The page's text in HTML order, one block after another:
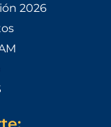
2026